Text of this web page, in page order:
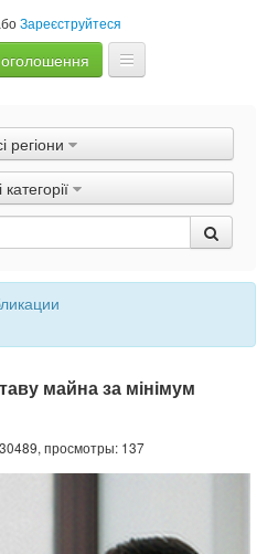
Зареєструйтеся
продаж
регіони
категорії
майна за мінімум
просмотры: 137